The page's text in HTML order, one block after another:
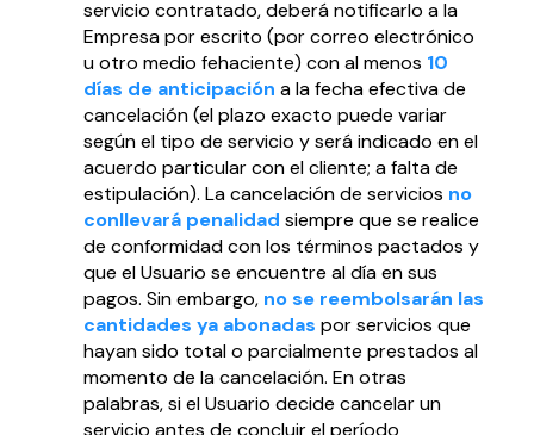
servicio contratado, deberá notificarlo a la
Empresa por escrito (por correo electrónico
u otro medio fehaciente) con al menos 10
días de anticipación a la fecha efectiva de
cancelación (el plazo exacto puede variar
según el tipo de servicio y será indicado en el
acuerdo particular con el cliente; a falta de
estipulación). La cancelación de servicios no
conllevará penalidad siempre que se realice
de conformidad con los términos pactados y
que el Usuario se encuentre al día en sus
pagos. Sin embargo, no se reembolsarán las
cantidades ya abonadas por servicios que
hayan sido total o parcialmente prestados al
momento de la cancelación. En otras
palabras, si el Usuario decide cancelar un
servicio antes de concluir el período